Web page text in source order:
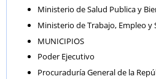
Ministerio de Salud Publica y
Ministerio de Trabajo, Empleo y
MUNICIPIOS
Poder Ejecutivo
Procuraduría General de la